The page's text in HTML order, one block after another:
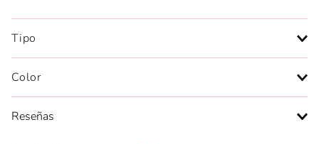
Tipo
Color
Reseñas